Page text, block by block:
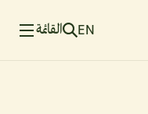
القائمة EN